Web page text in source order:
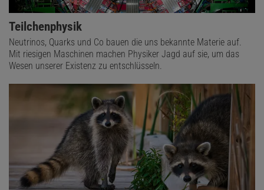
Teilchenphysik
Neutrinos, Quarks und Co bauen die uns bekannte Materie auf.
Mit riesigen Maschinen machen Physiker Jagd auf sie, um das
Wesen unserer Existenz zu entschlüsseln.